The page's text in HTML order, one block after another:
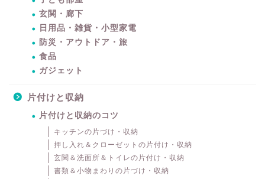
玄関・廊下
日用品・雑貨・小型家電
防災・アウトドア・旅
食品
ガジェット
片付けと収納
片付けと収納のコツ
キッチンの片づけ・収納
押し入れ＆クローゼットの片付け・収納
玄関＆洗面所＆トイレの片付け・収納
書類＆小物まわりの片づけ・収納